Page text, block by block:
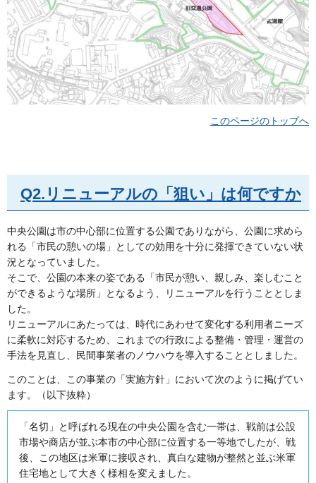
このページのトップへ
Q2.リニューアルの「狙い」は何ですか
中央公園は市の中心部に位置する公園でありながら、公園に求めら
れる「市民の憩いの場」としての効用を十分に発揮できていない状
況となっていました。
そこで、公園の本来の姿である「市民が憩い、親しみ、楽しむこと
ができるような場所」となるよう、リニューアルを行うこととしま
した。
リニューアルにあたっては、時代にあわせて変化する利用者ニーズ
に柔軟に対応するため、これまでの行政による整備・管理・運営の
手法を見直し、民間事業者のノウハウを導入することとしました。
このことは、この事業の「実施方針」において次のように掲げてい
ます。（以下抜粋）
「名切」と呼ばれる現在の中央公園を含む一帯は、戦前は公設
市場や商店が並ぶ本市の中心部に位置する一等地でしたが、戦
後、この地区は米軍に接収され、真白な建物が整然と並ぶ米軍
住宅地として大きく様相を変えました。